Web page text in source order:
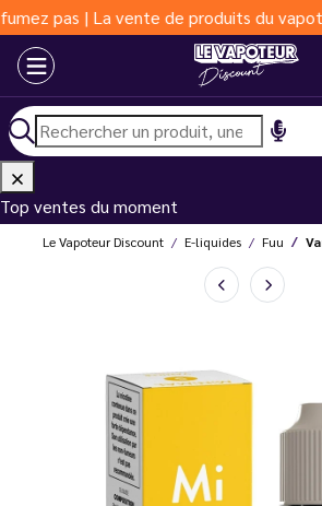
| La vente de produits du vapotage
Top ventes du moment
Le Vapoteur Discount E-liquides Fuu